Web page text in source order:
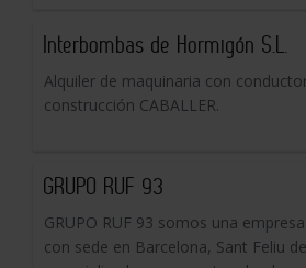
Interbombas de Hormigón S.L.
Alquiler de maquinaria con
construcción CABALLER.
GRUPO RUF 93
GRUPO RUF 93 somos una
con sede en Barcelona, Sant Feliu